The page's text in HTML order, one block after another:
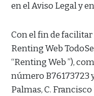
en el Aviso Legal y
Con el fin de facilitar
Renting Web
“Renting Web ”),
número B76173723
Palmas, C.